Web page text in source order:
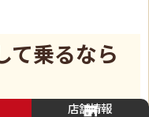
て乗るなら
店舗情報